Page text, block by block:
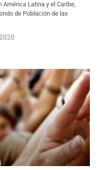
Latina y el Caribe,
de Población de las